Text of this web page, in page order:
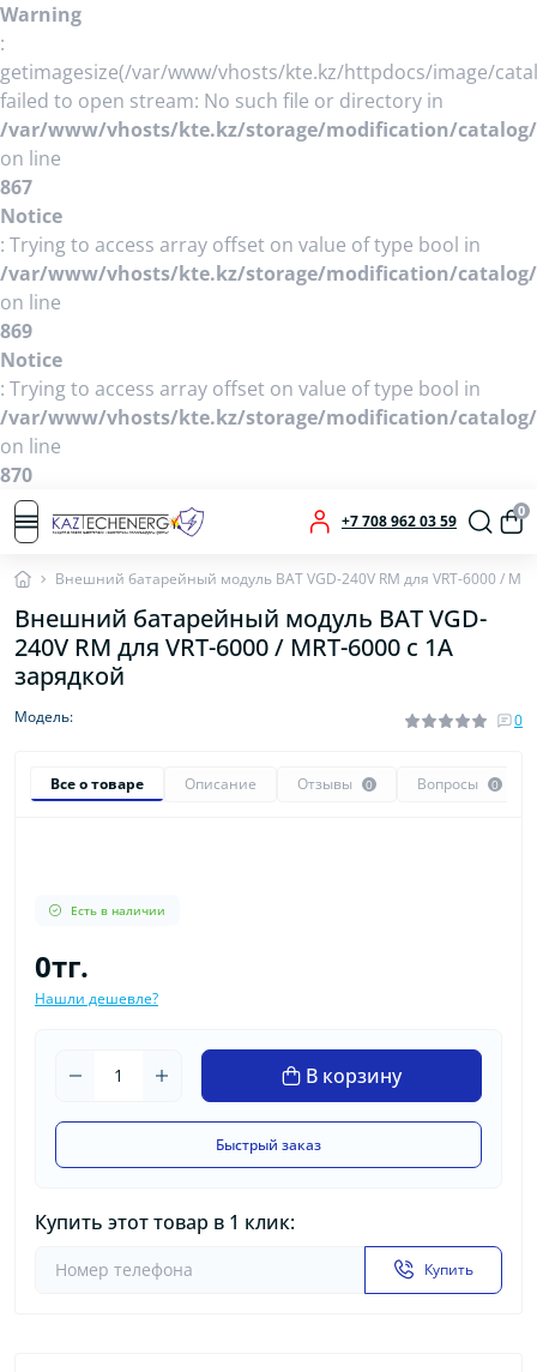
Warning
:
getimagesize(/var/www/vhosts/kte.kz/httpdocs/image/
failed to open stream: No such file or directory in
/var/www/vhosts/kte.kz/storage/modification/
on line
867
Notice
: Trying to access array offset on value of type bool in
/var/www/vhosts/kte.kz/storage/modification/
on line
869
Notice
: Trying to access array offset on value of type bool in
/var/www/vhosts/kte.kz/storage/modification/
on line
870
+7 708 962 03 59
0
Внешний батарейный модуль BAT VGD-240V RM для VRT-6000 /
Внешний батарейный модуль BAT VGD-
240V RM для VRT-6000 / MRT-6000 с 1A
зарядкой
Модель: 0
Все о товаре Описание Отзывы 0 Вопросы 0
Есть в наличии
0тг.
Нашли дешевле?
В корзину
Быстрый заказ
Купить этот товар в 1 клик:
Купить